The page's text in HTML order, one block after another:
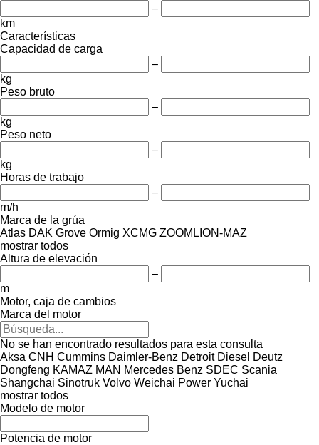
–
km
Características
Capacidad de carga
–
kg
Peso bruto
–
kg
Peso neto
–
kg
Horas de trabajo
–
m/h
Marca de la grúa
Atlas DAK Grove Ormig XCMG ZOOMLION-MAZ
mostrar todos
Altura de elevación
–
m
Motor, caja de cambios
Marca del motor
No se han encontrado resultados para esta consulta
Aksa CNH Cummins Daimler-Benz Detroit Diesel Deutz
Dongfeng KAMAZ MAN Mercedes Benz SDEC Scania
Shangchai Sinotruk Volvo Weichai Power Yuchai
mostrar todos
Modelo de motor
Potencia de motor